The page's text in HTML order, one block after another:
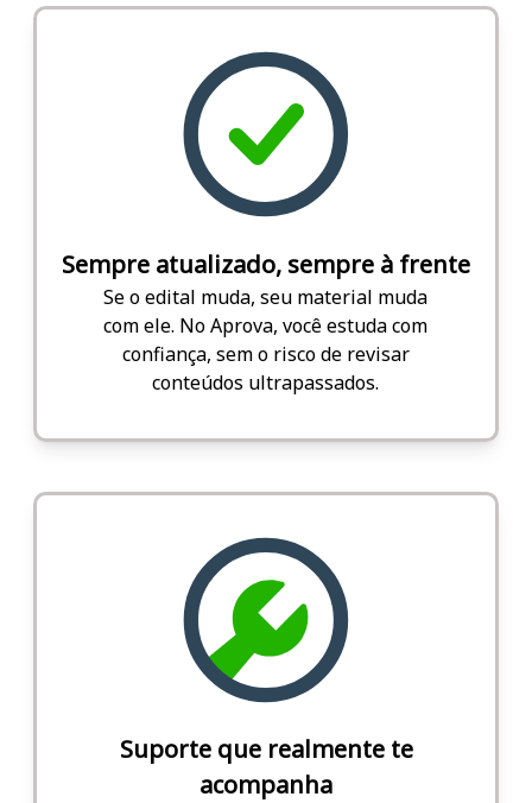
Sempre atualizado, sempre à frente
Se o edital muda, seu material muda
com ele. No Aprova, você estuda com
confiança, sem o risco de revisar
conteúdos ultrapassados.
Suporte que realmente te
acompanha